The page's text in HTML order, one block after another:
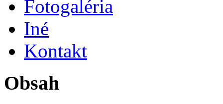
Fotogaléria
Iné
Kontakt
Obsah